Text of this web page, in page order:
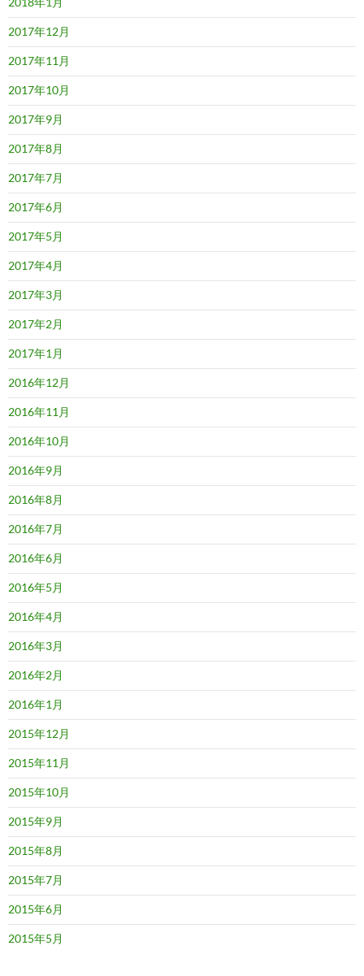
2017年12月
2017年11月
2017年10月
2017年9月
2017年8月
2017年7月
2017年6月
2017年5月
2017年4月
2017年3月
2017年2月
2017年1月
2016年12月
2016年11月
2016年10月
2016年9月
2016年8月
2016年7月
2016年6月
2016年5月
2016年4月
2016年3月
2016年2月
2016年1月
2015年12月
2015年11月
2015年10月
2015年9月
2015年8月
2015年7月
2015年6月
2015年5月